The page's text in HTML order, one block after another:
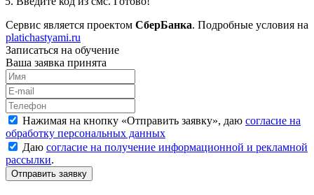
Сервис является проектом СберБанка. Подробные условия на
platichastyami.ru
Записаться на обучение
Ваша заявка принята
Нажимая на кнопку «Отправить заявку», даю согласие на
обработку персональных данных
Даю согласие на получение информационной и рекламной
рассылки.